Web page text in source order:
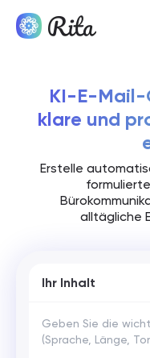
KI-E-Mail-
klare und
Erstelle
alltägliche
Ihr Inhalt